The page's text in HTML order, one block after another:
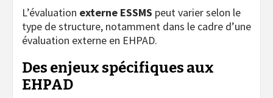
L’évaluation externe ESSMS peut varier selon le
type de structure, notamment dans le cadre d’une
évaluation externe en EHPAD.
Des enjeux spécifiques aux
EHPAD